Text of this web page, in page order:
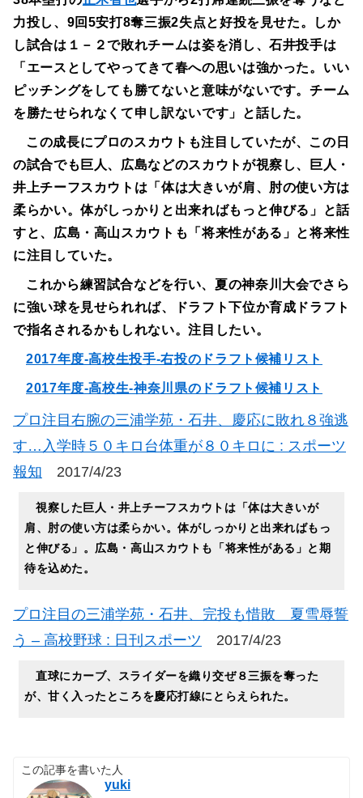
力投し、9回5安打8奪三振2失点と好投を見せた。しか
し試合は１－２で敗れチームは姿を消し、石井投手は
「エースとしてやってきて春への思いは強かった。いい
ピッチングをしても勝てないと意味がないです。チーム
を勝たせられなくて申し訳ないです」と話した。
この成長にプロのスカウトも注目していたが、この日
の試合でも巨人、広島などのスカウトが視察し、巨人・
井上チーフスカウトは「体は大きいが肩、肘の使い方は
柔らかい。体がしっかりと出来ればもっと伸びる」と話
すと、広島・高山スカウトも「将来性がある」と将来性
に注目していた。
これから練習試合などを行い、夏の神奈川大会でさら
に強い球を見せられれば、ドラフト下位か育成ドラフト
で指名されるかもしれない。注目したい。
2017年度-高校生投手-右投のドラフト候補リスト
2017年度-高校生-神奈川県のドラフト候補リスト
プロ注目右腕の三浦学苑・石井、慶応に敗れ８強逃
す…入学時５０キロ台体重が８０キロに : スポーツ
報知 2017/4/23
視察した巨人・井上チーフスカウトは「体は大きいが
肩、肘の使い方は柔らかい。体がしっかりと出来ればもっ
と伸びる」。広島・高山スカウトも「将来性がある」と期
待を込めた。
プロ注目の三浦学苑・石井、完投も惜敗 夏雪辱誓
う – 高校野球 : 日刊スポーツ 2017/4/23
直球にカーブ、スライダーを織り交ぜ８三振を奪った
が、甘く入ったところを慶応打線にとらえられた。
この記事を書いた人
yuki